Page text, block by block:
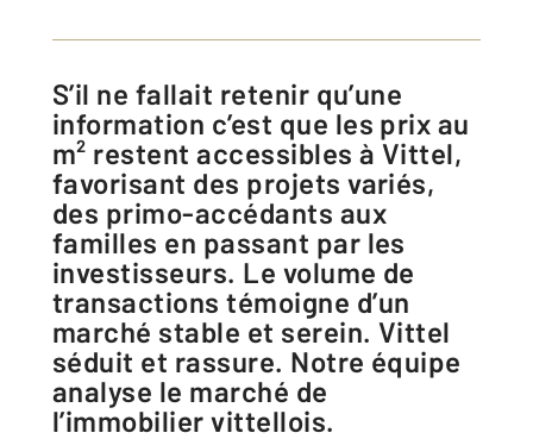
S’il ne fallait retenir qu’une
information c’est que les prix au
m² restent accessibles à Vittel,
favorisant des projets variés,
des primo-accédants aux
familles en passant par les
investisseurs. Le volume de
transactions témoigne d’un
marché stable et serein. Vittel
séduit et rassure. Notre équipe
analyse le marché de
l’immobilier vittellois.